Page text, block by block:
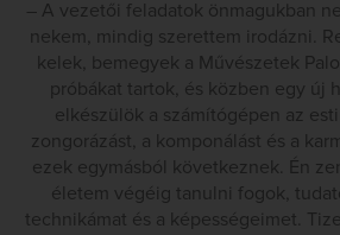
– A vezetői feladatok önmagukban
nekem, mindig szerettem irodázni.
kelek, bemegyek a Művészetek
próbákat tartok, és közben egy új
elkészülök a számítógépen az
zongorázást, a komponálást és a
ezek egymásból következnek. Én
életem végéig tanulni fogok,
technikámat és a képességeimet.